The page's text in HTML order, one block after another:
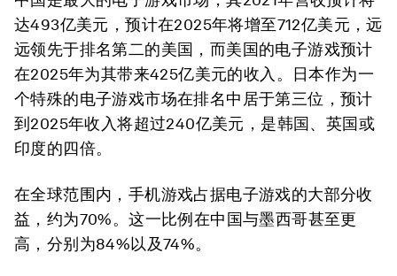
达493亿美元，预计在2025年将增至712亿美元，远
远领先于排名第二的美国，而美国的电子游戏预计
在2025年为其带来425亿美元的收入。日本作为一
个特殊的电子游戏市场在排名中居于第三位，预计
到2025年收入将超过240亿美元，是韩国、英国或
印度的四倍。
在全球范围内，手机游戏占据电子游戏的大部分收
益，约为70%。这一比例在中国与墨西哥甚至更
高，分别为84%以及74%。